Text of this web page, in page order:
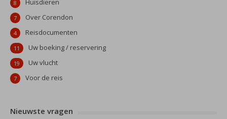
Huisdieren
8
Over Corendon
7
Reisdocumenten
4
Uw boeking / reservering
11
Uw vlucht
19
Voor de reis
7
Nieuwste vragen